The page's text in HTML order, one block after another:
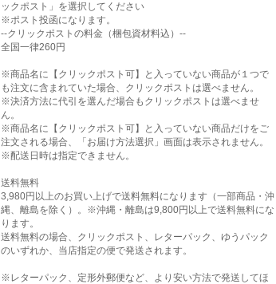
ックポスト」を選択してください
※ポスト投函になります。
--クリックポストの料金（梱包資材料込）--
全国一律260円
※商品名に【クリックポスト可】と入っていない商品が１つで
も注文に含まれていた場合、クリックポストは選べません。
※決済方法に代引を選んだ場合もクリックポストは選べませ
ん。
※商品名に【クリックポスト可】と入っていない商品だけをご
注文される場合、「お届け方法選択」画面は表示されません。
※配送日時は指定できません。
送料無料
3,980円以上のお買い上げで送料無料になります（一部商品・沖
縄、離島を除く）。※沖縄・離島は9,800円以上で送料無料にな
ります。
送料無料の場合、クリックポスト、レターパック、ゆうパック
のいずれか、当店指定の便で発送されます。
※レターパック、定形外郵便など、より安い方法で発送してほ